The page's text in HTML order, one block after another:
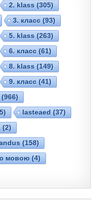
2. klass (305)
3. класс (93)
5. klass (263)
6. класс (61)
8. klass (149)
9. класс (41)
(966)
lasteaed (37)
(2)
(158)
мовою (4)